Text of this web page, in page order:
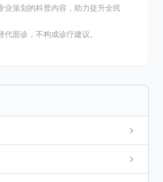
业策划的科普内容，助力提升全民
代面诊，不构成诊疗建议。